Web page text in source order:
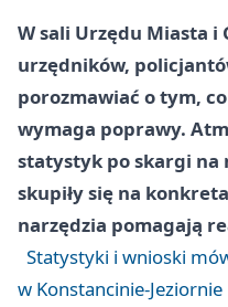
W sali Urzędu Miasta i
urzędników,
porozmawiać o tym,
wymaga poprawy.
statystyk po skargi na
skupiły się na
narzędzia pomagają
Statystyki i wnioski
w Konstancinie-Jeziornie